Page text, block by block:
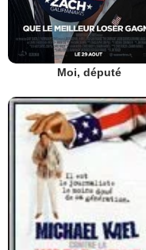
Moi, député